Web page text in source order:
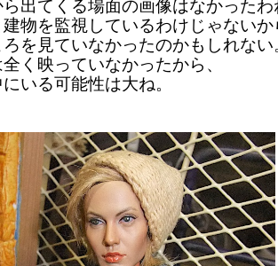
出てくる場面の画像はなかったわ
物を監視しているわけじゃないか
を見ていなかったのかもしれない
く映っていなかったから、
いる可能性は大ね。